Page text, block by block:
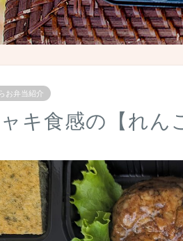
お弁当紹介
キ食感の【れん